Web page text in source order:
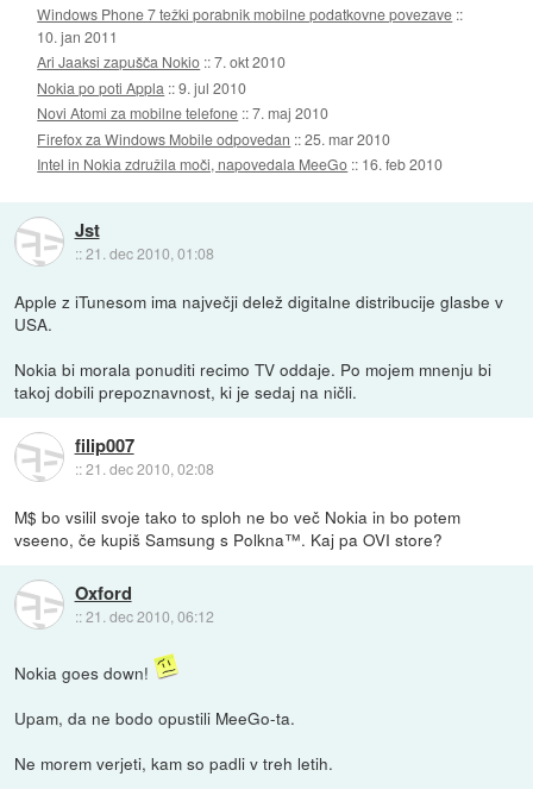
Windows Phone 7 težki porabnik mobilne podatkovne povezave ::
10. jan 2011
Ari Jaaksi zapušča Nokio ::7. okt 2010
Nokia po poti Appla ::9. jul 2010
Novi Atomi za mobilne telefone ::7. maj 2010
Firefox za Windows Mobile odpovedan ::25. mar 2010
Intel in Nokia združila moči, napovedala MeeGo :: 16. feb 2010
Jst
::21. dec 2010, 01:08
Apple z iTunesom ima največji delež digitalne distribucije glasbe v
USA.
Nokia bi morala ponuditi recimo TV oddaje. Po mojem mnenju bi
takoj dobili prepoznavnost, ki je sedaj na ničli.
filip007
::21. dec 2010, 02:08
M$ bo vsilil svoje tako to sploh ne bo več Nokia in bo potem
vseeno, če kupiš Samsung s Polkna™. Kaj pa OVI store?
Oxford
::21. dec 2010, 06:12
Nokia goes down!
Upam, da ne bodo opustili MeeGo-ta.
Ne morem verjeti, kam so padli v treh letih.